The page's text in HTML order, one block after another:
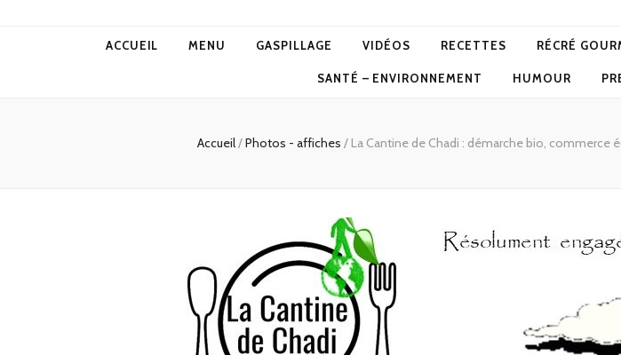
ACCUEIL MENU GASPILLAGE VIDÉOS RECETTES RÉCRÉ
SANTÉ – ENVIRONNEMENT HUMOUR
Accueil/Photos - affiches / La Cantine de Chadi : démarche bio, commerce